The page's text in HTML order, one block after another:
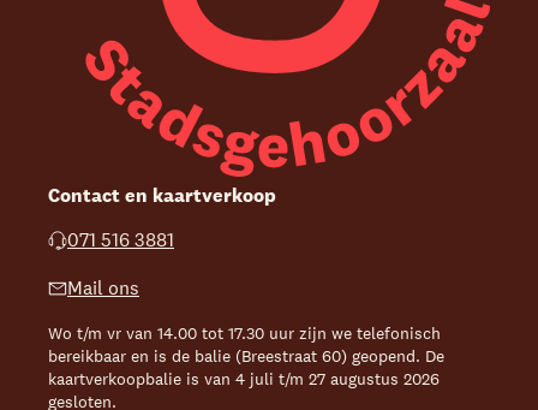
Contact en kaartverkoop
071 516 3881
Mail ons
Wo t/m vr van 14.00 tot 17.30 uur zijn we telefonisch
bereikbaar en is de balie (Breestraat 60) geopend. De
kaartverkoopbalie is van 4 juli t/m 27 augustus 2026
gesloten.